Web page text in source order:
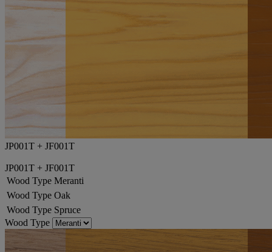
JP001T + JF001T
JP001T + JF001T
Wood Type Meranti
Wood Type Oak
Wood Type Spruce
Wood Type